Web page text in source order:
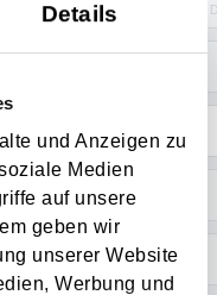
Details
und Anzeigen zu
Medien
auf unsere
geben wir
unserer Website
Werbung und